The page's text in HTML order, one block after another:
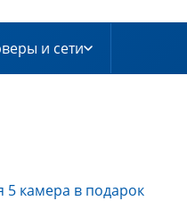
и сети
5 камера в подарок